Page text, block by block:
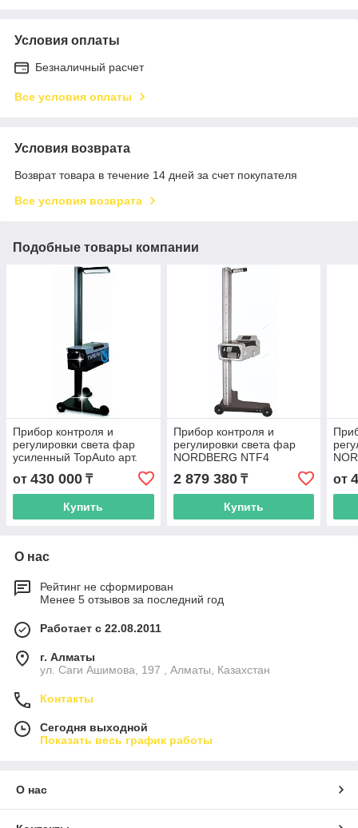
Условия оплаты
Безналичный расчет
Все условия оплаты
Условия возврата
Возврат товара в течение 14 дней за счет покупателя
Все условия возврата
Подобные товары компании
Прибор контроля и
регулировки света фар
усиленный TopAuto арт.
от 430 000 ₸
Купить
Прибор контроля и
регулировки света фар
NORDBERG NTF4
2 879 380₸
Купить
от
О нас
Рейтинг не сформирован
Менее 5 отзывов за последний год
Работает с 22.08.2011
г. Алматы
ул. Саги Ашимова, 197 , Алматы, Казахстан
Контакты
Сегодня выходной
Показать весь график работы
О нас